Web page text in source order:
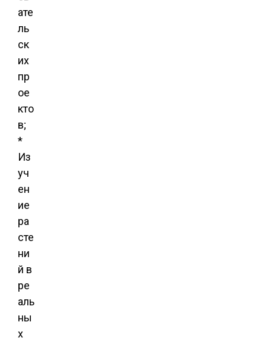
ате
ль
ск
их
пр
ое
кто
в;
*
Из
уч
ен
ие
ра
сте
ни
й в
ре
аль
ны
х